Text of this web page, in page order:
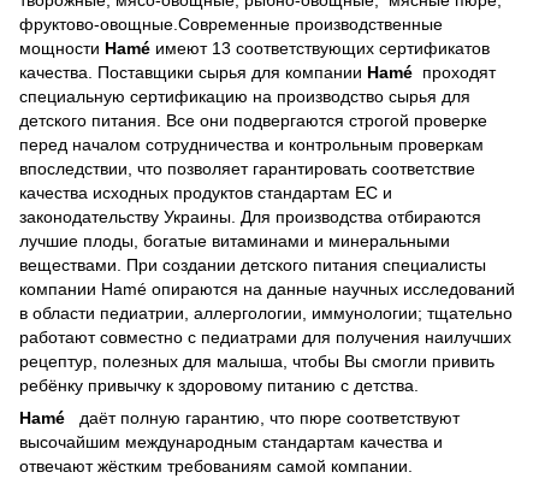
фруктово-овощные.Современные производственные
мощности Hamé имеют 13 соответствующих сертификатов
качества. Поставщики сырья для компании Hamé проходят
специальную сертификацию на производство сырья для
детского питания. Все они подвергаются строгой проверке
перед началом сотрудничества и контрольным проверкам
впоследствии, что позволяет гарантировать соответствие
качества исходных продуктов стандартам ЕС и
законодательству Украины. Для производства отбираются
лучшие плоды, богатые витаминами и минеральными
веществами. При создании детского питания специалисты
компании Hamé опираются на данные научных исследований
в области педиатрии, аллергологии, иммунологии; тщательно
работают совместно с педиатрами для получения наилучших
рецептур, полезных для малыша, чтобы Вы смогли привить
ребёнку привычку к здоровому питанию с детства.
Hamé
даёт полную гарантию, что пюре соответствуют
высочайшим международным стандартам качества и
отвечают жёстким требованиям самой компании.